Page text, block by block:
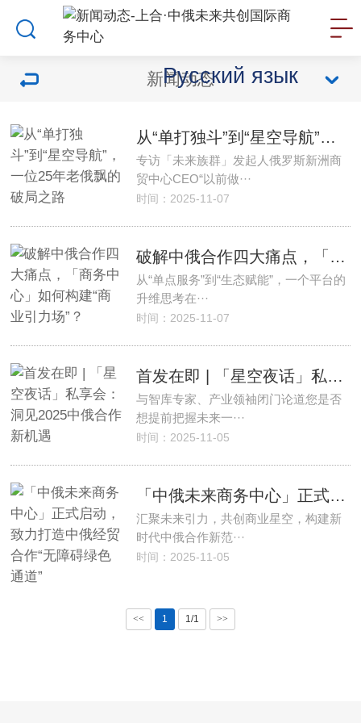
Русский язык
新闻动态
从“单打独斗”到“星空导航”，一位25年老俄飘的破局之路
专访「未来族群」发起人俄罗斯新洲商
贸中心CEO“以前做···
时间：2025-11-07
破解中俄合作四大痛点，「商务中心」如何构建“商业引力场”？
从“单点服务”到“生态赋能”，一个平台的
升维思考在···
时间：2025-11-07
首发在即 | 「星空夜话」私享会：洞见2025中俄合作新机遇
与智库专家、产业领袖闭门论道您是否
想提前把握未来一···
时间：2025-11-05
「中俄未来商务中心」正式启动，致力打造中俄经贸合作“无障碍绿色通道”
汇聚未来引力，共创商业星空，构建新
时代中俄合作新范···
时间：2025-11-05
<< 1 1/1 >>